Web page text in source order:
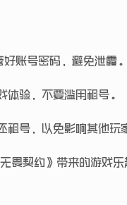
账号密码，避免泄露。
验，不要滥用租号。
号，以免影响其他玩
畏契约》带来的游戏